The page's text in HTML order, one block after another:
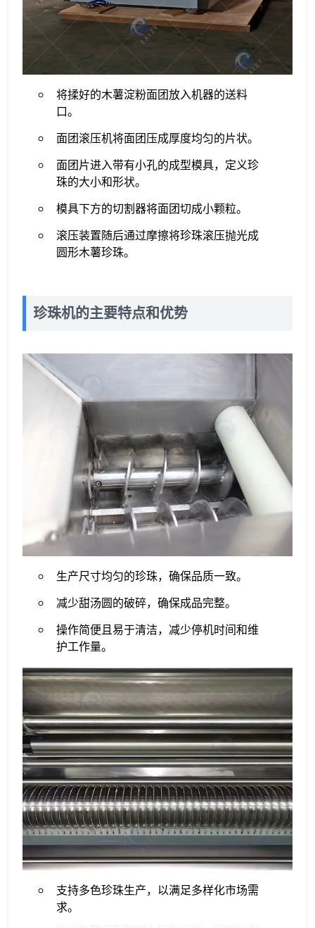
将揉好的木薯淀粉面团放入机器的送料
口。
面团滚压机将面团压成厚度均匀的片状。
面团片进入带有小孔的成型模具，定义珍
珠的大小和形状。
模具下方的切割器将面团切成小颗粒。
滚压装置随后通过摩擦将珍珠滚压抛光成
圆形木薯珍珠。
珍珠机的主要特点和优势
生产尺寸均匀的珍珠，确保品质一致。
减少甜汤圆的破碎，确保成品完整。
操作简便且易于清洁，减少停机时间和维
护工作量。
支持多色珍珠生产，以满足多样化市场需
求。